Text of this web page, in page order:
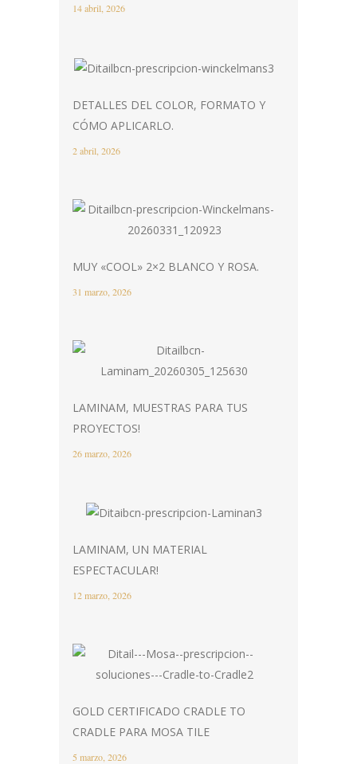
14 abril, 2026
DETALLES DEL COLOR, FORMATO Y
CÓMO APLICARLO.
2 abril, 2026
MUY «COOL» 2×2 BLANCO Y ROSA.
31 marzo, 2026
LAMINAM, MUESTRAS PARA TUS
PROYECTOS!
26 marzo, 2026
LAMINAM, UN MATERIAL
ESPECTACULAR!
12 marzo, 2026
GOLD CERTIFICADO CRADLE TO
CRADLE PARA MOSA TILE
5 marzo, 2026